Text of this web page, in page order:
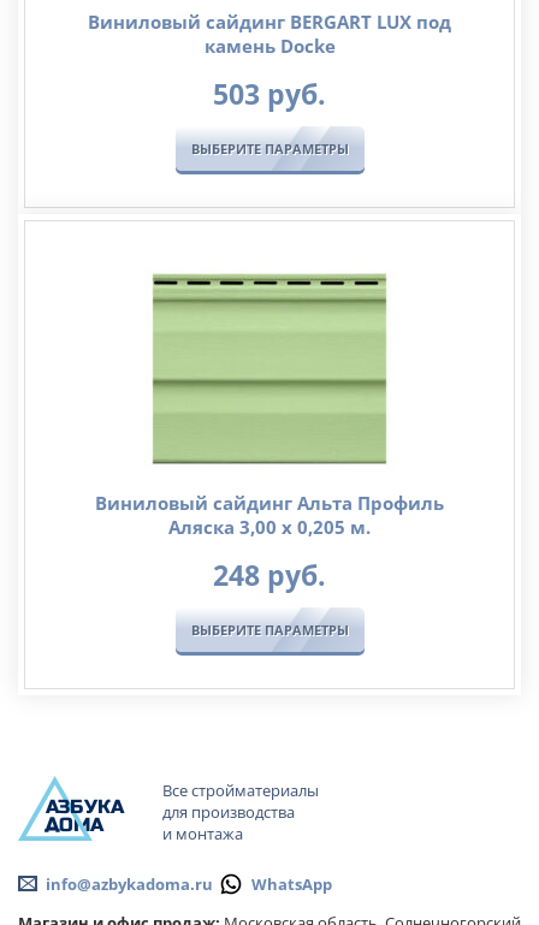
Виниловый сайдинг BERGART LUX под
камень Docke
503 руб.
ВЫБЕРИТЕ ПАРАМЕТРЫ
Виниловый сайдинг Альта Профиль
Аляска 3,00 х 0,205 м.
248 руб.
ВЫБЕРИТЕ ПАРАМЕТРЫ
ОМА
АЗБУКА
Все стройматериалы
для производства
и монтажа
info@azbykadoma.ru
WhatsApp